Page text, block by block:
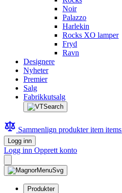
Noir
Palazzo
Harlekin
Rocks XO lamper
Fryd
Ravn
Designere
Nyheter
Premier
Salg
Fabrikkutsalg
Sammenlign produkteritem items
Logg inn
Logg inn Opprett konto
Produkter